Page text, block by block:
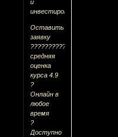
и
инвестирования
Оставить
заявку
??????????
средняя
оценка
курса 4.9
?
Онлайн в
любое
время
?
Доступно